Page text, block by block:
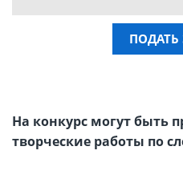
ПОДАТЬ
На конкурс могут быть
творческие работы по